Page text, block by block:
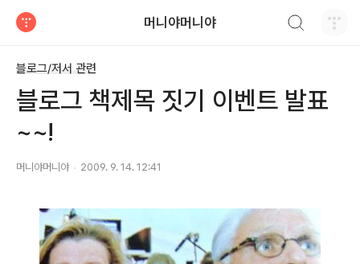
머니야머니야
블로그/저서 관련
블로그 책제목 짓기 이벤트 발표
~~!
머니야머니야 2009. 9. 14. 12:41